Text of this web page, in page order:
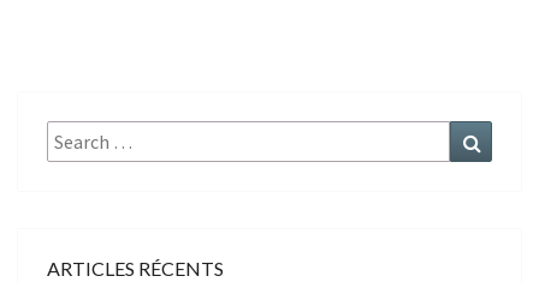
Search
for:
ARTICLES RÉCENTS